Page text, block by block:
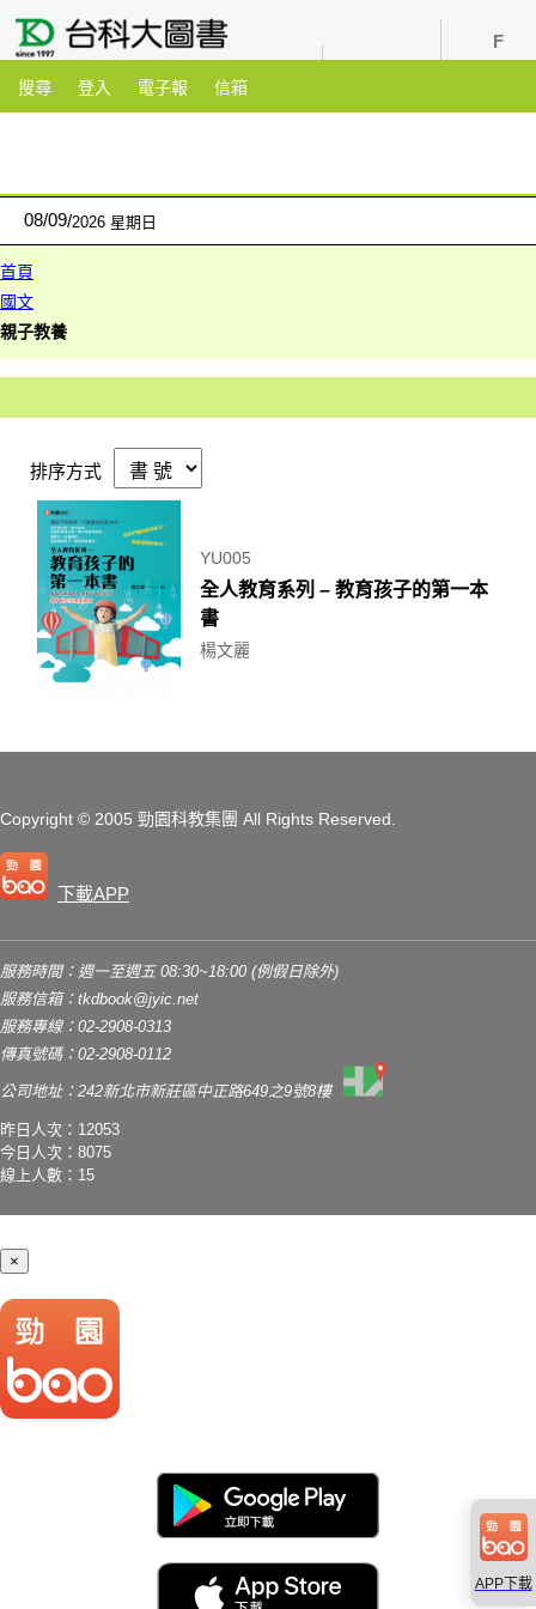
搜尋 登入 電子報 信箱
08/09 2026 星期日
首頁
國文
親子教養
排序方式
YU005
全人教育系列 – 教育孩子的第一本
書
楊文麗
Copyright © 2005 勁園科教集團 All Rights Reserved.
下載APP
服務時間：週一至週五 08:30~18:00 (例假日除外)
服務信箱： tkdbook@jyic.net
服務專線：02-2908-0313
傳真號碼：02-2908-0112
公司地址：242新北市新莊區中正路649之9號8樓
昨日人次：12053
今日人次：8075
線上人數：15
×
APP下載